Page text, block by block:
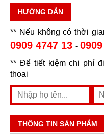
HƯỚNG DẪN
** Nếu không có thời
0909 4747 13 -
** Để tiết kiệm chi phí
thoại
THÔNG TIN SẢN PHẨM